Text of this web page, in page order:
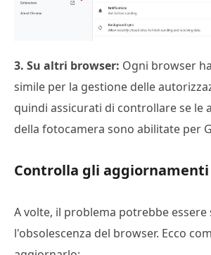
3. Su altri browser: Ogni browser
simile per la gestione delle
quindi assicurati di controllare se le
della fotocamera sono abilitate per
Controlla gli aggiornamenti
A volte, il problema potrebbe
l'obsolescenza del browser. Ecco